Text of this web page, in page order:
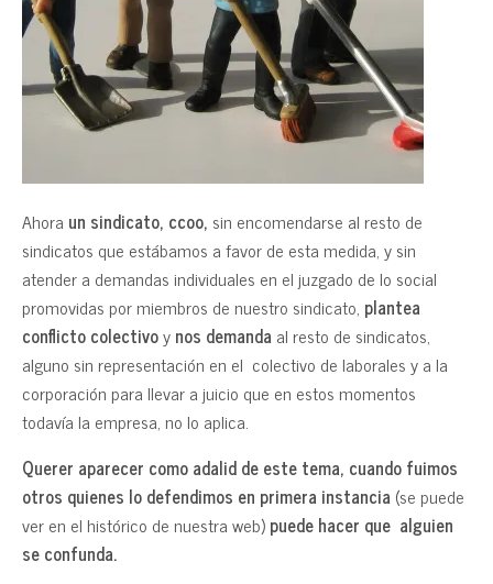
Ahora un sindicato, ccoo, sin encomendarse al resto de
sindicatos que estábamos a favor de esta medida, y sin
atender a demandas individuales en el juzgado de lo social
promovidas por miembros de nuestro sindicato, plantea
conflicto colectivoynos demanda al resto de sindicatos,
alguno sin representación en el colectivo de laborales y a la
corporación para llevar a juicio que en estos momentos
todavía la empresa, no lo aplica.
Querer aparecer como adalid de este tema, cuando fuimos
otros quienes lo defendimos en primera instancia (se puede
ver en el histórico de nuestra web)puede hacer que alguien
se confunda.